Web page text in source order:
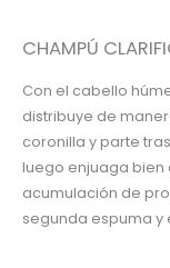
CHAMPÚ
Con el cabello
distribuye de
coronilla y parte
luego enjuaga bien
acumulación de
segunda espuma y